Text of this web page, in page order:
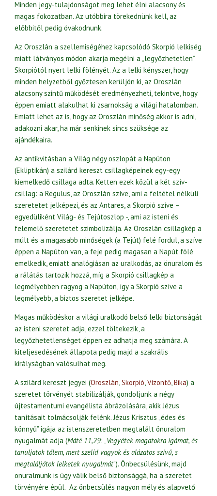
Minden jegy-tulajdonságot meg lehet élni alacsony és
magas fokozatban. Az utóbbira törekednünk kell, az
előbbitől pedig óvakodnunk.
Az Oroszlán a szellemiségéhez kapcsolódó Skorpió lelkiség
miatt látványos módon akarja megélni a „legyőzhetetlen”
Skorpiótól nyert lelki fölényét. Az a lelki kényszer, hogy
minden helyzetből győztesen kerüljön ki, az Oroszlán
alacsony szintű működését eredményezheti, tekintve, hogy
éppen emiatt alakulhat ki zsarnokság a világi hatalomban.
Emiatt lehet az is, hogy az Oroszlán minőség akkor is adni,
adakozni akar, ha már senkinek sincs szüksége az
ajándékaira.
Az antikvitásban a Világ négy oszlopát a Napúton
(Ekliptikán) a szilárd kereszt csillagképeinek egy-egy
kiemelkedő csillaga adta. Ketten ezek közül a két szív-
csillag: a Regulus, az Oroszlán szíve, ami a feltétel nélküli
szeretetet jelképezi, és az Antares, a Skorpió szíve –
egyedüliként Világ- és Tejútoszlop -, ami az isteni és
felemelő szeretetet szimbolizálja. Az Oroszlán csillagkép a
múlt és a magasabb minőségek (a Tejút) felé fordul, a szíve
éppen a Napúton van, a feje pedig magasan a Napút fölé
emelkedik, emiatt analógiásan az uralkodás, az önuralom és
a rálátás tartozik hozzá, míg a Skorpió csillagkép a
legmélyebben ragyog a Napúton, így a Skorpió szíve a
legmélyebb, a biztos szeretet jelképe.
Magas működéskor a világi uralkodó belső lelki biztonságát
az isteni szeretet adja, ezzel töltekezik, a
legyőzhetetlenséget éppen ez adhatja meg számára. A
kiteljesedésének állapota pedig majd a szakrális
királyságban valósulhat meg.
A szilárd kereszt jegyei (Oroszlán,Skorpió,Vízöntő,Bika) a
szeretet törvényét stabilizálják, gondoljunk a négy
újtestamentumi evangélista ábrázolására, akik Jézus
tanításait tolmácsolják felénk. Jézus Krisztus „édes és
könnyű” igája az istenszeretetben megtalált önuralom
nyugalmát adja (Máté 11,29: „Vegyétek magatokra igámat, és
tanuljatok tőlem, mert szelíd vagyok és alázatos szívű, s
megtaláljátok lelketek nyugalmát”). Önbecsülésünk, majd
önuralmunk is úgy válik belső biztonsággá, ha a szeretet
törvényére épül. Az önbecsülés nagyon mély és alapvető